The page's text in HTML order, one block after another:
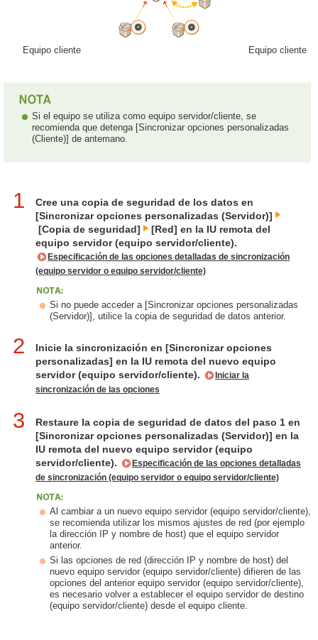
Equipo cliente Equipo cliente
Si el equipo se utiliza como equipo servidor/cliente, se
recomienda que detenga [Sincronizar opciones personalizadas
(Cliente)] de antemano.
1
Cree una copia de seguridad de los datos en
[Sincronizar opciones personalizadas (Servidor)]
[Copia de seguridad]
[Red] en la IU remota del
equipo servidor (equipo servidor/cliente).
Especificación de las opciones detalladas de sincronización
(equipo servidor o equipo servidor/cliente)
Si no puede acceder a [Sincronizar opciones personalizadas
(Servidor)], utilice la copia de seguridad de datos anterior.
2
Inicie la sincronización en [Sincronizar opciones
personalizadas] en la IU remota del nuevo equipo
servidor (equipo servidor/cliente).
Iniciar la
sincronización de las opciones
3
Restaure la copia de seguridad de datos del paso 1 en
[Sincronizar opciones personalizadas (Servidor)] en la
IU remota del nuevo equipo servidor (equipo
servidor/cliente).
Especificación de las opciones detalladas
de sincronización (equipo servidor o equipo servidor/cliente)
Al cambiar a un nuevo equipo servidor (equipo servidor/cliente),
se recomienda utilizar los mismos ajustes de red (por ejemplo
la dirección IP y nombre de host) que el equipo servidor
anterior.
Si las opciones de red (dirección IP y nombre de host) del
nuevo equipo servidor (equipo servidor/cliente) difieren de las
opciones del anterior equipo servidor (equipo servidor/cliente),
es necesario volver a establecer el equipo servidor de destino
(equipo servidor/cliente) desde el equipo cliente.